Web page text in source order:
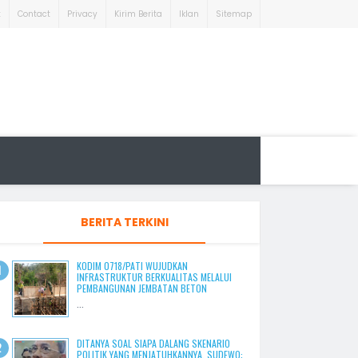
Contact Privacy Kirim Berita Iklan Sitemap
BERITA TERKINI
KODIM 0718/PATI WUJUDKAN
INFRASTRUKTUR BERKUALITAS MELALUI
PEMBANGUNAN JEMBATAN BETON
DITANYA SOAL SIAPA DALANG SKENARIO
POLITIK YANG MENJATUHKANNYA, SUDEWO: